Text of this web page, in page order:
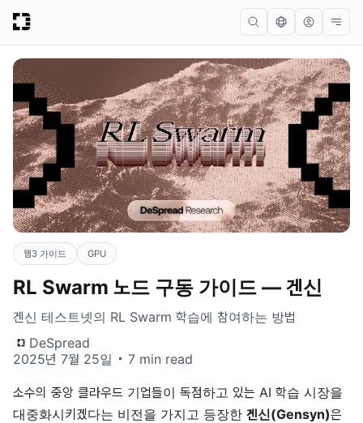
웹3 가이드 GPU
RL Swarm 노드 구동 가이드 — 겐신
겐신 테스트넷의 RL Swarm 학습에 참여하는 방법
DeSpread
2025년 7월 25일
7 min read
소수의 중앙 클라우드 기업들이 독점하고 있는 AI 학습 시장을
대중화시키겠다는 비전을 가지고 등장한 겐신(Gensyn)은